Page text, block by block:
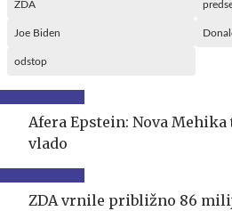
ZDA
Joe Biden
odstop
Afera Epstein: Nova
vlado
ZDA vrnile približno 86